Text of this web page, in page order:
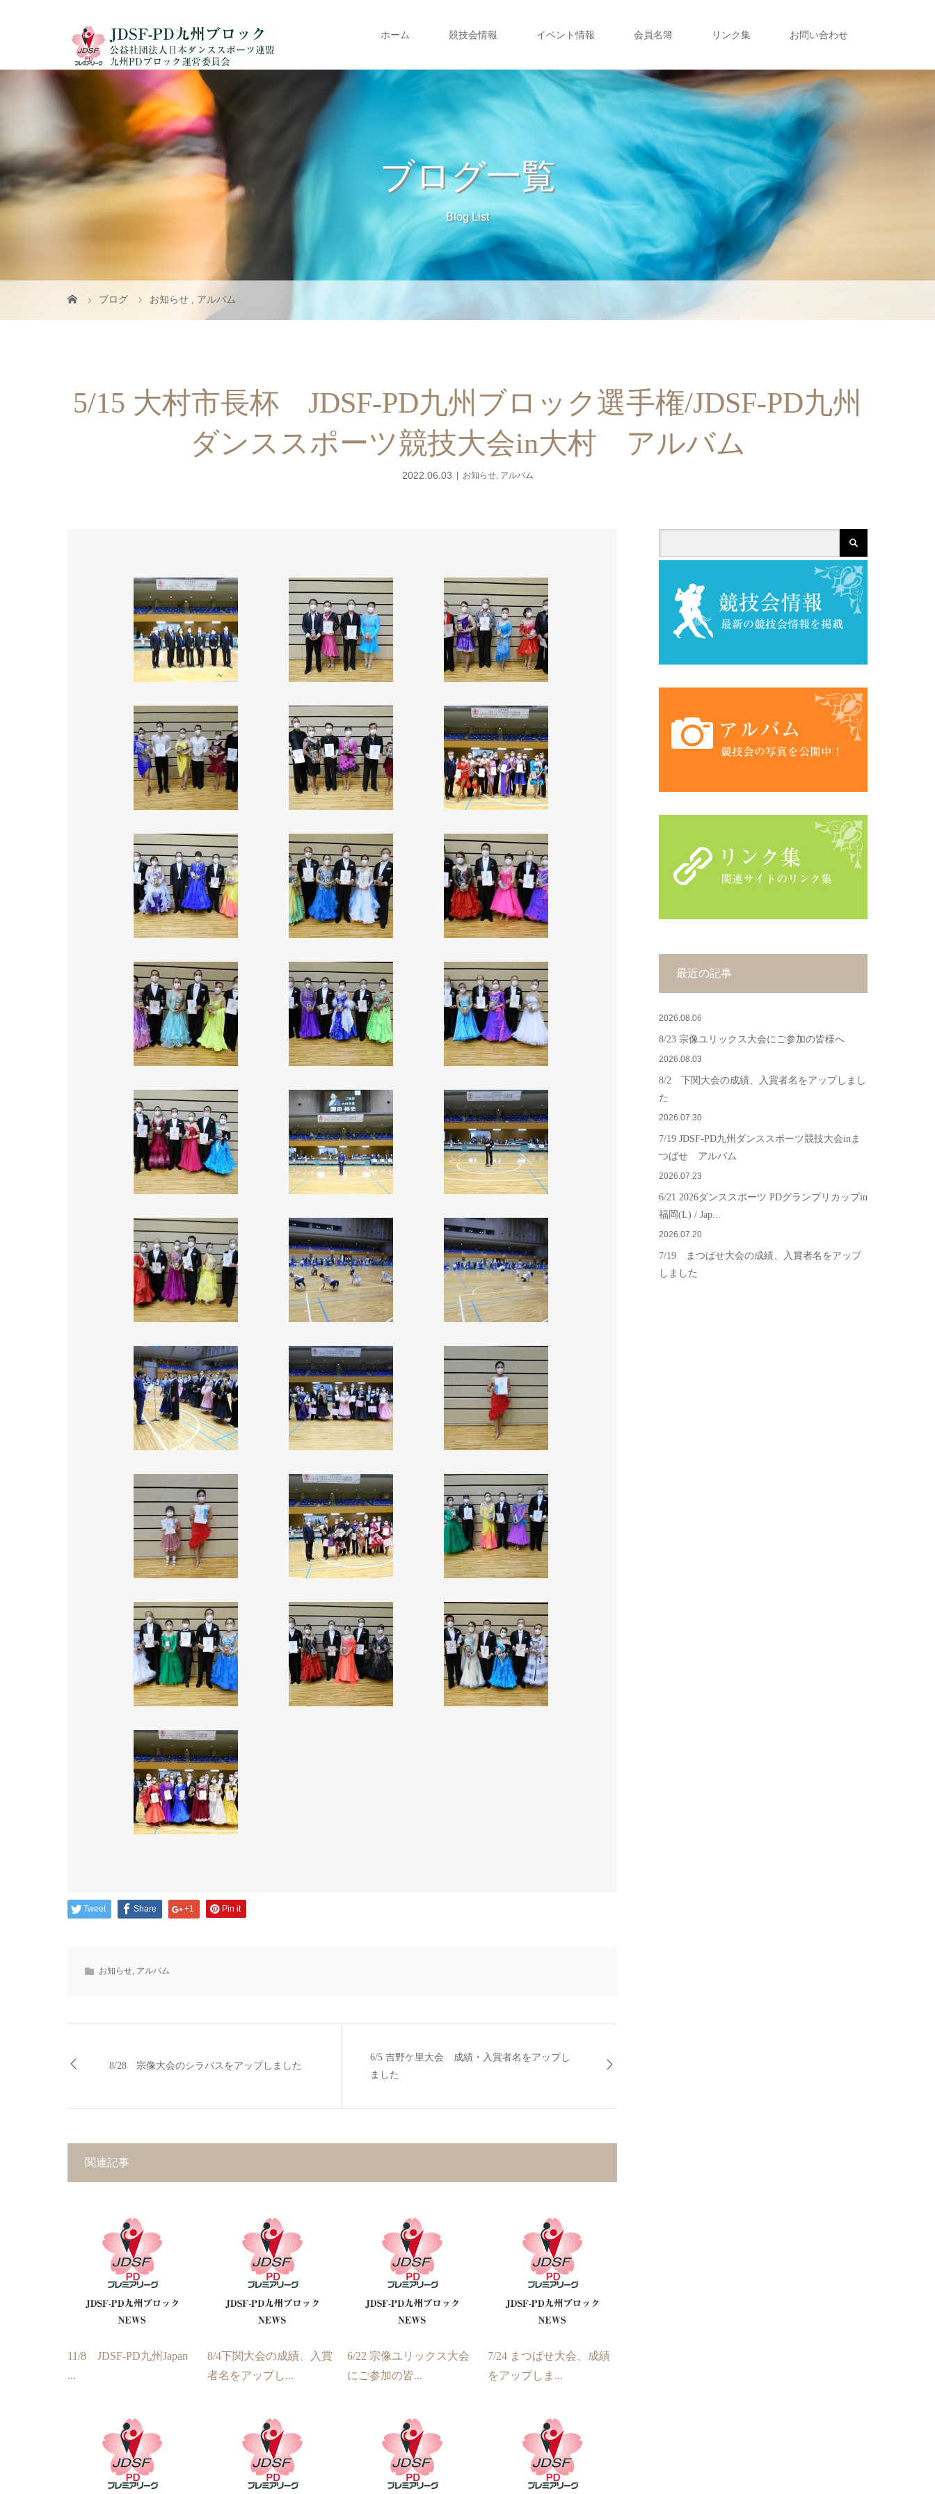
ホーム 競技会情報 イベント情報 会員名簿 リンク集 お問い合わせ
ブログ一覧
Blog List
ブログ お知らせ アルバム
5/15 大村市長杯 JDSF-PD九州ブロック選手権/JDSF-PD九州
ダンススポーツ競技大会in大村 アルバム
2022.06.03 お知らせ, アルバム
Tweet Share +1 Pin it
お知らせ アルバム
8/28 宗像大会のシラバスをアップしました
6/5 吉野ケ里大会 成績・入賞者名をアップし
ました
関連記事
11/8 JDSF-PD九州Japan
...
8/4下関大会の成績、入賞
者名をアップし...
6/22 宗像ユリックス大会
にご参加の皆...
7/24 まつばせ大会、成績
をアップしま...
最近の記事
2026.08.06
8/23 宗像ユリックス大会にご参加の皆様へ
2026.08.03
8/2 下関大会の成績、入賞者名をアップしまし
た
2026.07.30
7/19 JDSF-PD九州ダンススポーツ競技大会inま
つばせ アルバム
2026.07.23
6/21 2026ダンススポーツ PDグランプリカップin
福岡(L) / Jap...
2026.07.20
7/19 まつばせ大会の成績、入賞者名をアップ
しました